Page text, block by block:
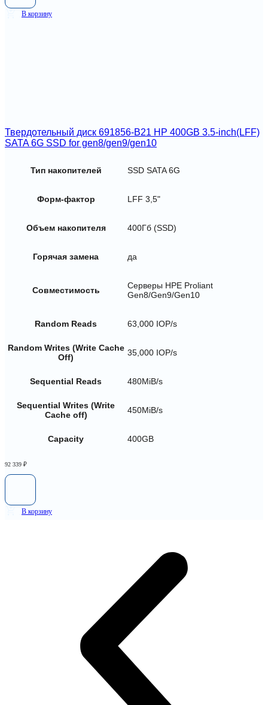
В корзину
Твердотельный диск 691856-B21 HP 400GB 3.5-inch(LFF)
SATA 6G SSD for gen8/gen9/gen10
Тип накопителей SSD SATA 6G
Форм-фактор LFF 3,5"
Объем накопителя 400Гб (SSD)
Горячая замена да
Совместимость
Серверы HPE Proliant
Gen8/Gen9/Gen10
Random Reads 63,000 IOP/s
Random Writes (Write Cache
Off)
35,000 IOP/s
Sequential Reads 480MiB/s
Sequential Writes (Write
Cache off)
450MiB/s
Capacity 400GB
92 339 ₽
В корзину